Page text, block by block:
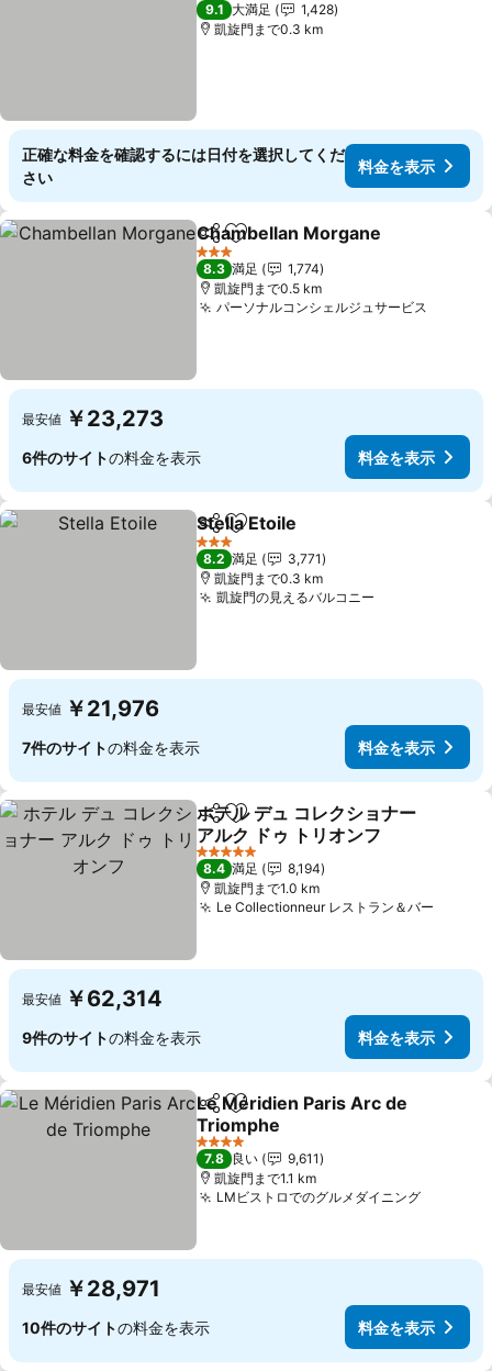
9.1 大満足
1,428
凱旋門まで0.3 km
正確な料金を確認するには日付を選択してくだ
さい
料金を表示
シェアお気に入りに追加
Chambellan Morgane
3 ホテルのランク
8.3 満足
1,774
凱旋門まで0.5 km
パーソナルコンシェルジュサービス
最安値 ￥23,273
6件のサイトの料金を表示 料金を表示
シェアお気に入りに追加
Stella Etoile
3 ホテルのランク
8.2 満足
3,771
凱旋門まで0.3 km
凱旋門の見えるバルコニー
最安値 ￥21,976
7件のサイトの料金を表示 料金を表示
シェアお気に入りに追加
ホテル デュ コレクショナー
アルク ドゥ トリオンフ
5 ホテルのランク
8.4 満足
8,194
凱旋門まで1.0 km
Le Collectionneur レストラン＆バー
最安値 ￥62,314
9件のサイトの料金を表示 料金を表示
シェアお気に入りに追加
Le Méridien Paris Arc de
Triomphe
4 ホテルのランク
7.8 良い
9,611
凱旋門まで1.1 km
LMビストロでのグルメダイニング
最安値 ￥28,971
10件のサイトの料金を表示 料金を表示